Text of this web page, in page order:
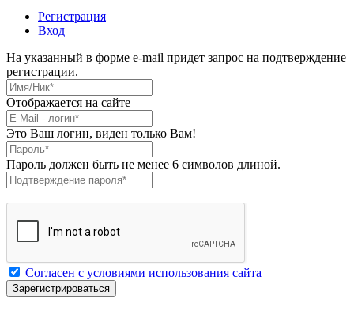
Регистрация
Вход
На указанный в форме e-mail придет запрос на подтверждение
регистрации.
Имя/Ник
Отображается на сайте
E-Mail *
Это Ваш логин, виден только Вам!
Пароль*
Пароль должен быть не менее 6 символов длиной.
Подтверждение пароля
Согласен с условиями использования сайта